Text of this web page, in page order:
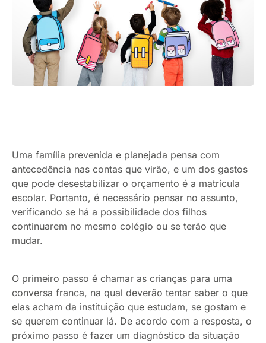
Uma família prevenida e planejada pensa com
antecedência nas contas que virão, e um dos gastos
que pode desestabilizar o orçamento é a matrícula
escolar. Portanto, é necessário pensar no assunto,
verificando se há a possibilidade dos filhos
continuarem no mesmo colégio ou se terão que
mudar.
O primeiro passo é chamar as crianças para uma
conversa franca, na qual deverão tentar saber o que
elas acham da instituição que estudam, se gostam e
se querem continuar lá. De acordo com a resposta, o
próximo passo é fazer um diagnóstico da situação